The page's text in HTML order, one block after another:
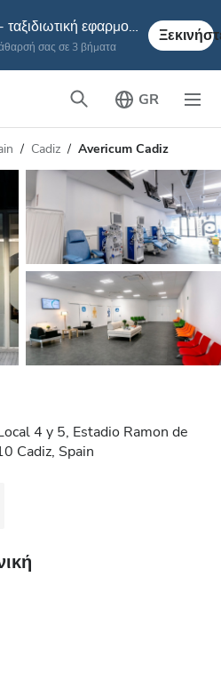
bookdialysis - ταξιδιωτική εφαρμογή
σας σε 3 βήματα
GR
Cadiz Avericum Cadiz
4 y 5, Estadio Ramon de
Cadiz, Spain